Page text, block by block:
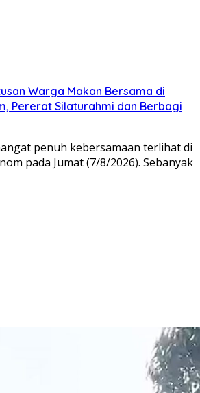
Warga Makan Bersama di
Pererat Silaturahmi dan Berbagi
penuh kebersamaan terlihat di
pada Jumat (7/8/2026). Sebanyak